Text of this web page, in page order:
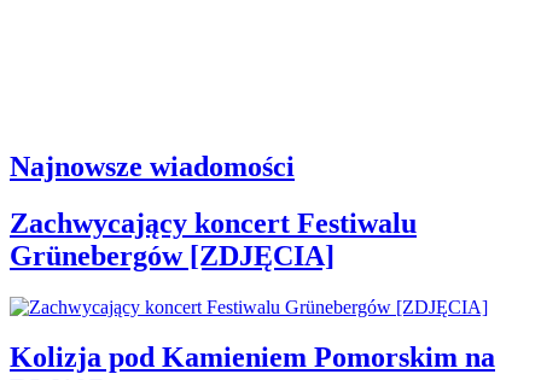
Najnowsze wiadomości
Zachwycający koncert Festiwalu
Grünebergów [ZDJĘCIA]
Kolizja pod Kamieniem Pomorskim na